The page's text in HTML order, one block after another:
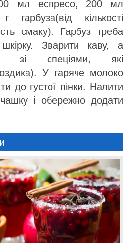
мл еспресо, 200 мл
кількості
смаку). Гарбуз треба
Зварити каву, а
зі спеціями, які
У гаряче молоко
до густої пінки. Налити
і обережно додати